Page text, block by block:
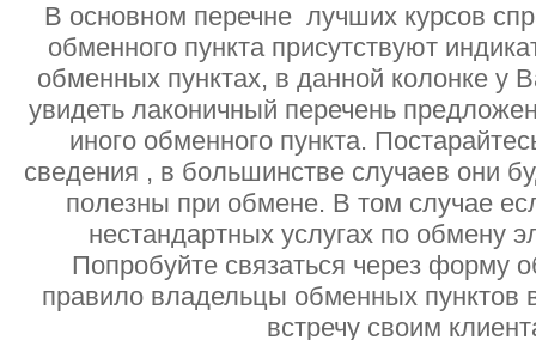
В основном перечне лучших курсов
обменного пункта присутствуют
обменных пунктах, в данной колонке у
увидеть лаконичный перечень
иного обменного пункта.
сведения , в большинстве случаев они
полезны при обмене. В том случае
нестандартных услугах по обмену
Попробуйте связаться через форму
правило владельцы обменных пунктов
встречу своим